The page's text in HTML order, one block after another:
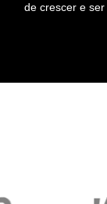
de crescer e